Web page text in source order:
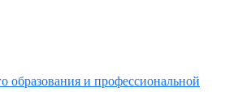
образования и профессиональной